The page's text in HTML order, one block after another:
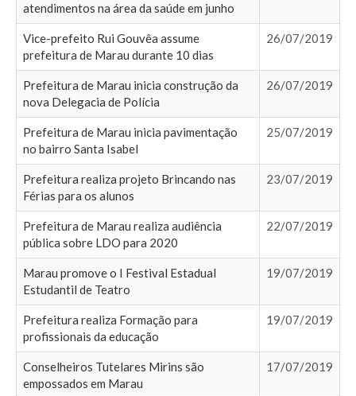
atendimentos na área da saúde em junho
Vice-prefeito Rui Gouvêa assume
prefeitura de Marau durante 10 dias
26/07/2019
Prefeitura de Marau inicia construção da
nova Delegacia de Polícia
26/07/2019
Prefeitura de Marau inicia pavimentação
no bairro Santa Isabel
25/07/2019
Prefeitura realiza projeto Brincando nas
Férias para os alunos
23/07/2019
Prefeitura de Marau realiza audiência
pública sobre LDO para 2020
22/07/2019
Marau promove o I Festival Estadual
Estudantil de Teatro
19/07/2019
Prefeitura realiza Formação para
profissionais da educação
19/07/2019
Conselheiros Tutelares Mirins são
empossados em Marau
17/07/2019